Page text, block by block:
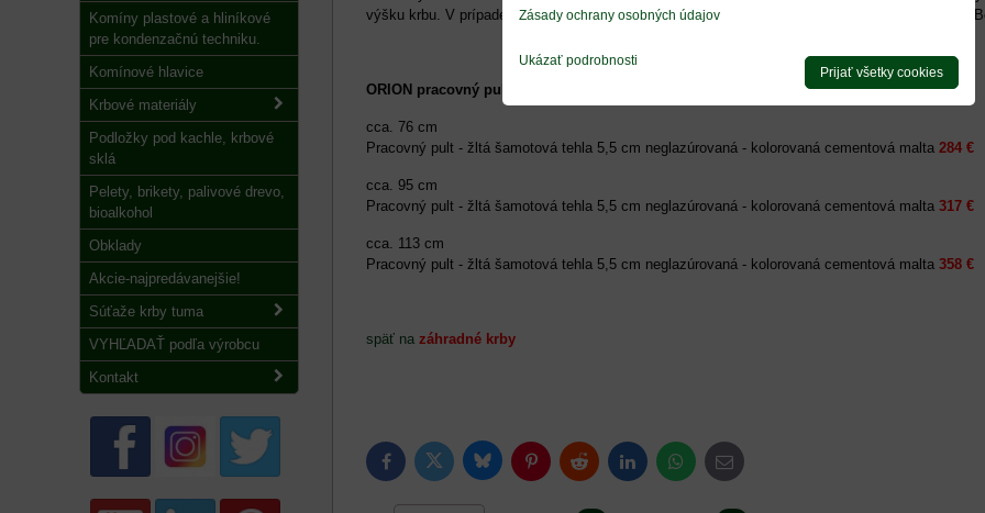
výšku krbu. V prípade potreby možnosť zakúpiť betónový komínový nadstavec o výške 30cm.
ORION pracovný pult :
cca. 76 cm
Pracovný pult - žltá šamotová tehla 5,5 cm neglazúrovaná - kolorovaná cementová malta 284 €
cca. 95 cm
Pracovný pult - žltá šamotová tehla 5,5 cm neglazúrovaná - kolorovaná cementová malta 317 €
cca. 113 cm
Pracovný pult - žltá šamotová tehla 5,5 cm neglazúrovaná - kolorovaná cementová malta 358 €
späť na záhradné krby
FacebookTwitter BlueskyPinterestReddit LinkedInWhatsApp
E-
mail
Komíny plastové a hliníkové
pre kondenzačnú techniku.
Komínové hlavice
Krbové materiály
Podložky pod kachle, krbové
sklá
Pelety, brikety, palivové drevo,
bioalkohol
Obklady
Akcie-najpredávanejšie!
Súťaže krby tuma
VYHĽADAŤ podľa výrobcu
Kontakt
Zásady ochrany osobných údajov
Ukázať podrobnosti
Prijať všetky cookies